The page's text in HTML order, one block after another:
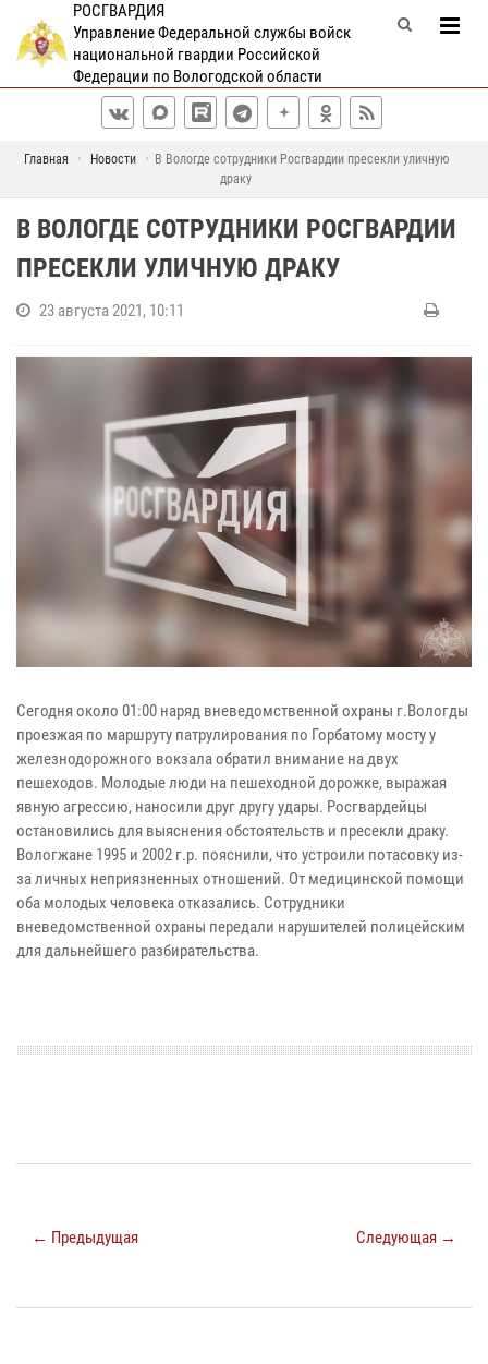
РОСГВАРДИЯ
Управление Федеральной службы войск
национальной гвардии Российской
Федерации по Вологодской области
Главная Новости
В Вологде сотрудники Росгвардии пресекли уличную
драку
В ВОЛОГДЕ СОТРУДНИКИ РОСГВАРДИИ
ПРЕСЕКЛИ УЛИЧНУЮ ДРАКУ
23 августа 2021, 10:11
Сегодня около 01:00 наряд вневедомственной охраны г.Вологды
проезжая по маршруту патрулирования по Горбатому мосту у
железнодорожного вокзала обратил внимание на двух
пешеходов. Молодые люди на пешеходной дорожке, выражая
явную агрессию, наносили друг другу удары. Росгвардейцы
остановились для выяснения обстоятельств и пресекли драку.
Вологжане 1995 и 2002 г.р. пояснили, что устроили потасовку из-
за личных неприязненных отношений. От медицинской помощи
оба молодых человека отказались. Сотрудники
вневедомственной охраны передали нарушителей полицейским
для дальнейшего разбирательства.
← Предыдущая Следующая →